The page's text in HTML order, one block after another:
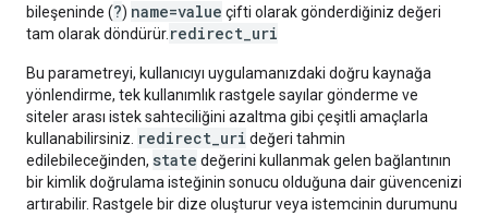
bileşeninde (?) name=value çifti olarak gönderdiğiniz değeri
tam olarak döndürür. redirect_uri
Bu parametreyi, kullanıcıyı uygulamanızdaki doğru kaynağa
yönlendirme, tek kullanımlık rastgele sayılar gönderme ve
siteler arası istek sahteciliğini azaltma gibi çeşitli amaçlarla
kullanabilirsiniz. redirect_uri değeri tahmin
edilebileceğinden, state değerini kullanmak gelen bağlantının
bir kimlik doğrulama isteğinin sonucu olduğuna dair güvencenizi
artırabilir. Rastgele bir dize oluşturur veya istemcinin durumunu